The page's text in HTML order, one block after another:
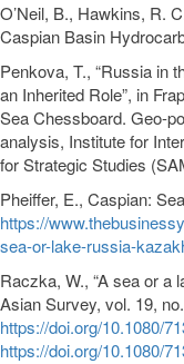
O’Neil, B., Hawkins, R.
Caspian Basin
Penkova, T., “Russia in
an Inherited Role”, in
Sea Chessboard. Geo-
analysis, Institute for
for Strategic Studies
Pheiffer, E., Caspian:
https://
sea-or-lake-russia-
Raczka, W., “A sea or a
Asian Survey, vol. 19,
https://doi.org/10.1080/
https://doi.org/10.1080/